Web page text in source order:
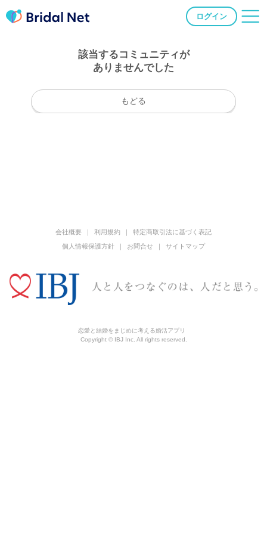
ログイン
該当するコミュニティが
ありませんでした
もどる
会社概要 利用規約
特定商取引法に基づく表記
個人情報保護方針
お問合せ サイトマップ
恋愛と結婚をまじめに考える婚活アプリ
Copyright © IBJ Inc. All rights reserved.